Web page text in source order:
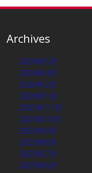
Archives
2026年5月
2026年4月
2026年2月
2026年1月
2025年11月
2025年10月
2025年9月
2025年8月
2025年7月
2025年6月